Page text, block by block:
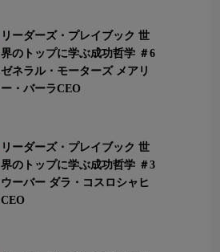
リーダーズ・プレイブック 世
界のトップに学ぶ成功哲学 ＃6
ゼネラル・モーターズ メアリ
ー・バーラCEO
リーダーズ・プレイブック 世
界のトップに学ぶ成功哲学 ＃3
ウーバー ダラ・コスロシャヒ
CEO